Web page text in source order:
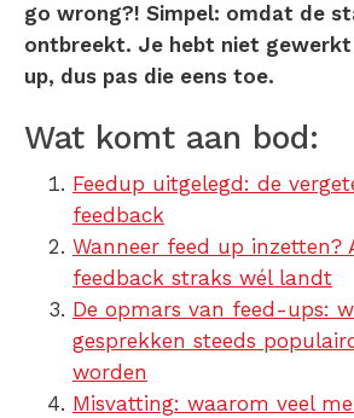
go wrong?! Simpel: omdat de
ontbreekt. Je hebt niet
up, dus pas die eens toe.
Wat komt aan bod:
Feedup uitgelegd: de
feedback
Wanneer feed up inzetten?
feedback straks wél landt
De opmars van feed-ups:
gesprekken steeds
worden
Misvatting: waarom veel